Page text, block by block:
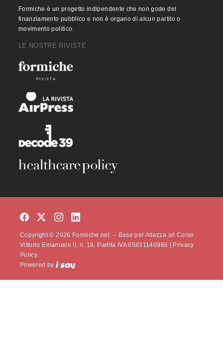
Formiche è un progetto indipendente che non gode del
finanziamento pubblico e non è organo di alcun partito o
movimento politico.
LE NOSTRE RIVISTE
Copyright © 2026 Formiche.net. – Base per Altezza srl Corso
Vittorio Emanuele II, n. 18, Partita IVA 05831140966 |
Privacy
Policy.
Powered by